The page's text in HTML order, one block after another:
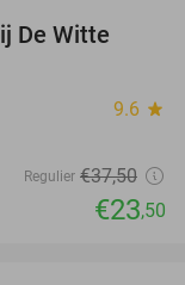
De Witte
9.6 star
Regulier €37,50
€23,50